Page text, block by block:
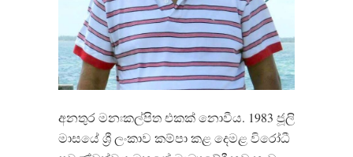
අනතුර මනඃකල්පිත එකක් නොවීය. 1983 ජූලි
මාසයේ ශ්‍රී ලංකාව කම්පා කළ දෙමළ විරෝධී